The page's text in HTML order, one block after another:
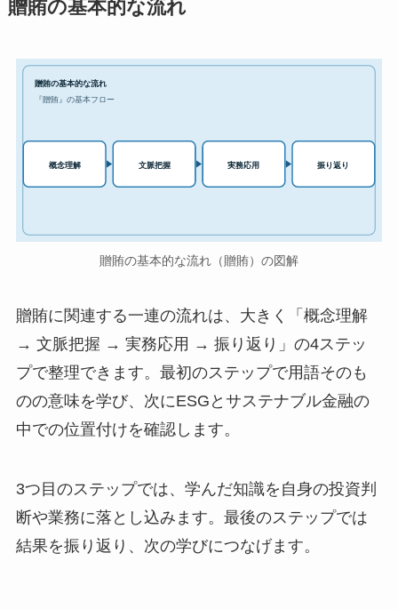
贈賄の基本的な流れ
贈賄の基本的な流れ
『贈賄』の基本フロー
概念理解 文脈把握 実務応用 振り返り
贈賄の基本的な流れ（贈賄）の図解
贈賄に関連する一連の流れは、大きく「概念理解
→ 文脈把握 → 実務応用 → 振り返り」の4ステッ
プで整理できます。最初のステップで用語そのも
のの意味を学び、次にESGとサステナブル金融の
中での位置付けを確認します。
3つ目のステップでは、学んだ知識を自身の投資判
断や業務に落とし込みます。最後のステップでは
結果を振り返り、次の学びにつなげます。